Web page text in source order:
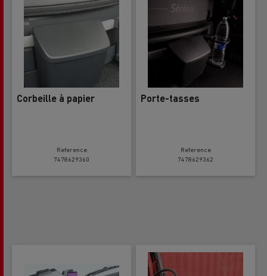
Corbeille à papier
Reference
7478629360
Porte-tasses
Reference
7478629362